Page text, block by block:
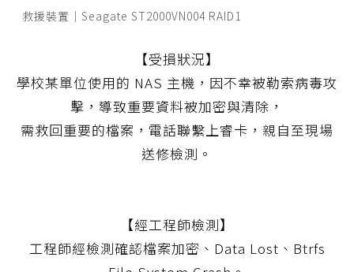
救援裝置｜Seagate ST2000VN004 RAID1
【受損狀況】
學校某單位使用的 NAS 主機，因不幸被勒索病毒攻
擊，導致重要資料被加密與清除，
需救回重要的檔案，電話聯繫上睿卡，親自至現場
送修檢測。
【經工程師檢測】
工程師經檢測確認檔案加密、Data Lost、Btrfs